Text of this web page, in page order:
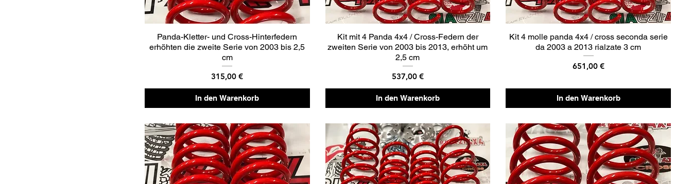
Panda-Kletter- und Cross-Hinterfedern
erhöhten die zweite Serie von 2003 bis 2,5
cm
Preis
315,00 €
In den Warenkorb
Kit mit 4 Panda 4x4 / Cross-Federn der
zweiten Serie von 2003 bis 2013, erhöht um
2,5 cm
Preis
537,00 €
In den Warenkorb
Kit 4 molle panda 4x4 / cross seconda serie
da 2003 a 2013 rialzate 3 cm
Preis
651,00 €
In den Warenkorb